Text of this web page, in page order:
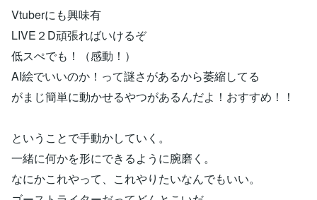
Vtuberにも興味有
LIVE２D頑張ればいけるぞ
低スぺでも！（感動！）
AI絵でいいのか！って謎さがあるから萎縮してる
がまじ簡単に動かせるやつがあるんだよ！おすすめ！！
ということで手動かしていく。
一緒に何かを形にできるように腕磨く。
なにかこれやって、これやりたいなんでもいい。